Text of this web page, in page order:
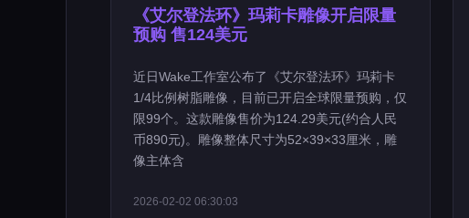
《艾尔登法环》玛莉卡雕像开启限量
预购 售124美元
近日Wake工作室公布了《艾尔登法环》玛莉卡
1/4比例树脂雕像，目前已开启全球限量预购，仅
限99个。这款雕像售价为124.29美元(约合人民
币890元)。雕像整体尺寸为52×39×33厘米，雕
像主体含
2026-02-02 06:30:03